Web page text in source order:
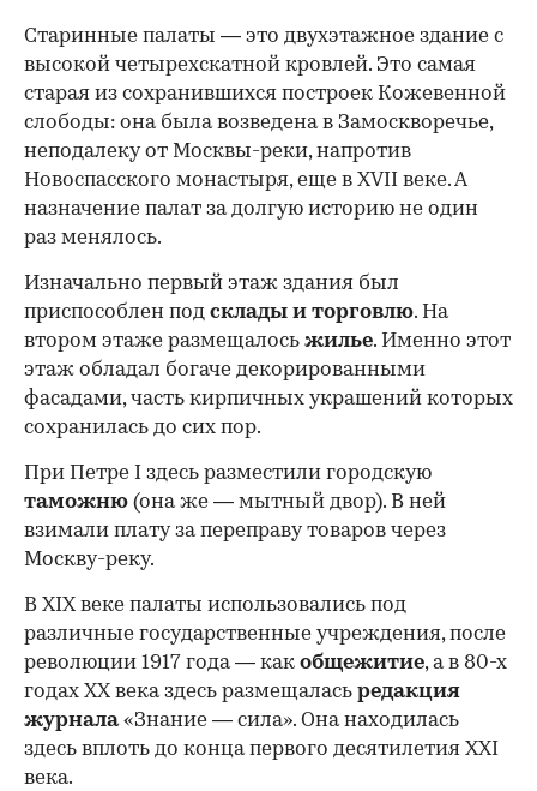
Старинные палаты — это двухэтажное здание с
высокой четырехскатной кровлей. Это самая
старая из сохранившихся построек Кожевенной
слободы: она была возведена в Замоскворечье,
неподалеку от Москвы-реки, напротив
Новоспасского монастыря, еще в XVII веке. А
назначение палат за долгую историю не один
раз менялось.
Изначально первый этаж здания был
приспособлен под склады и торговлю. На
втором этаже размещалось жилье. Именно этот
этаж обладал богаче декорированными
фасадами, часть кирпичных украшений которых
сохранилась до сих пор.
При Петре I здесь разместили городскую
таможню (она же — мытный двор). В ней
взимали плату за переправу товаров через
Москву-реку.
В XIX веке палаты использовались под
различные государственные учреждения, после
революции 1917 года — как общежитие, а в 80-х
годах XX века здесь размещалась редакция
журнала«Знание — сила». Она находилась
здесь вплоть до конца первого десятилетия XXI
века.